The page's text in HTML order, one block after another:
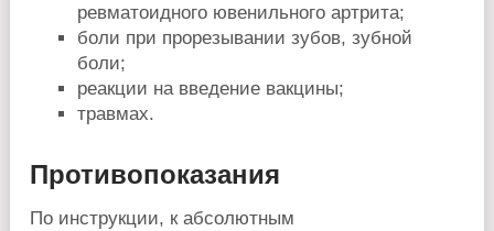
ревматоидного ювенильного артрита;
боли при прорезывании зубов, зубной
боли;
реакции на введение вакцины;
травмах.
Противопоказания
По инструкции, к абсолютным